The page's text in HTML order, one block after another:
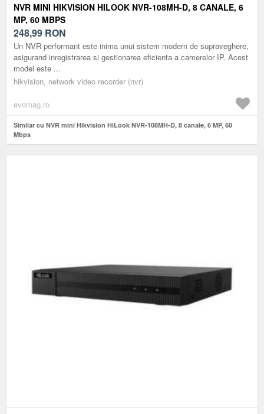
NVR MINI HIKVISION HILOOK NVR-108MH-D, 8 CANALE, 6
MP, 60 MBPS
248,99 RON
Un NVR performant este inima unui sistem modern de supraveghere,
asigurand inregistrarea si gestionarea eficienta a camerelor IP. Acest
model este ...
hikvision, network video recorder (nvr)
evomag.ro
Similar cu NVR mini Hikvision HiLook NVR-108MH-D, 8 canale, 6 MP, 60
Mbps